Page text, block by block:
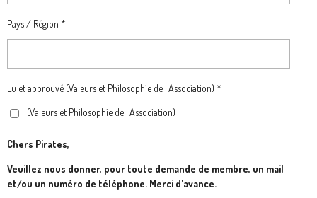
Pays / Région *
Lu et approuvé (Valeurs et Philosophie de l'Association) *
(Valeurs et Philosophie de l'Association)
Chers Pirates,
Veuillez nous donner, pour toute demande de membre, un mail
et/ou un numéro de téléphone. Merci d'avance.